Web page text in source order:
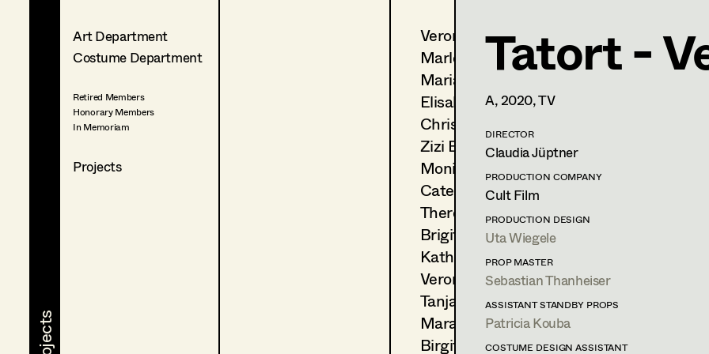
Art Department
Costume Department
Retired Members
Honorary Members
In Memoriam
Projects
Veronika Albert
Marlene Auer-Pleyl
Maria-Theresia Bartl
Elisabeth Binder-Neururer
Christoph Birkner
Zizi Bohrer-Lehner
Monika Buttinger
Caterina Czepek
Theresa Ebner-Lazek
Brigitta Fink
Katharina Forcher
Veronika Susanna Harb
Tanja Hausner
Mara Helml
Birgit Hutter
Theresa Kopf
Costume Designer
m +4369912622426,
PROFILE
Bildmaterial
COSTUME DESIGN
M. Podogil, TV
2024 Der Zweite Gang
C. Molina, TV
Tatort -
A,2020, TV
DIRECTOR
Claudia Jüptner
PRODUCTION COMPANY
Cult Film
PRODUCTION DESIGN
Uta Wiegele
PROP MASTER
Sebastian Thanheiser
ASSISTANT STANDBY PROPS
Patricia Kouba
COSTUME DESIGN ASSISTANT